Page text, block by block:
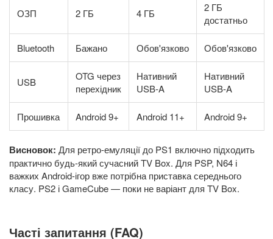
ОЗП 2 ГБ 4 ГБ
2 ГБ
достатньо
Bluetooth Бажано Обов'язково Обов'язково
USB
OTG через
перехідник
Нативний
USB-A
Нативний
USB-A
Прошивка Android 9+ Android 11+ Android 9+
Висновок: Для ретро-емуляції до PS1 включно підходить
практично будь-який сучасний TV Box. Для PSP, N64 і
важких Android-ігор вже потрібна приставка середнього
класу. PS2 і GameCube — поки не варіант для TV Box.
Часті запитання (FAQ)